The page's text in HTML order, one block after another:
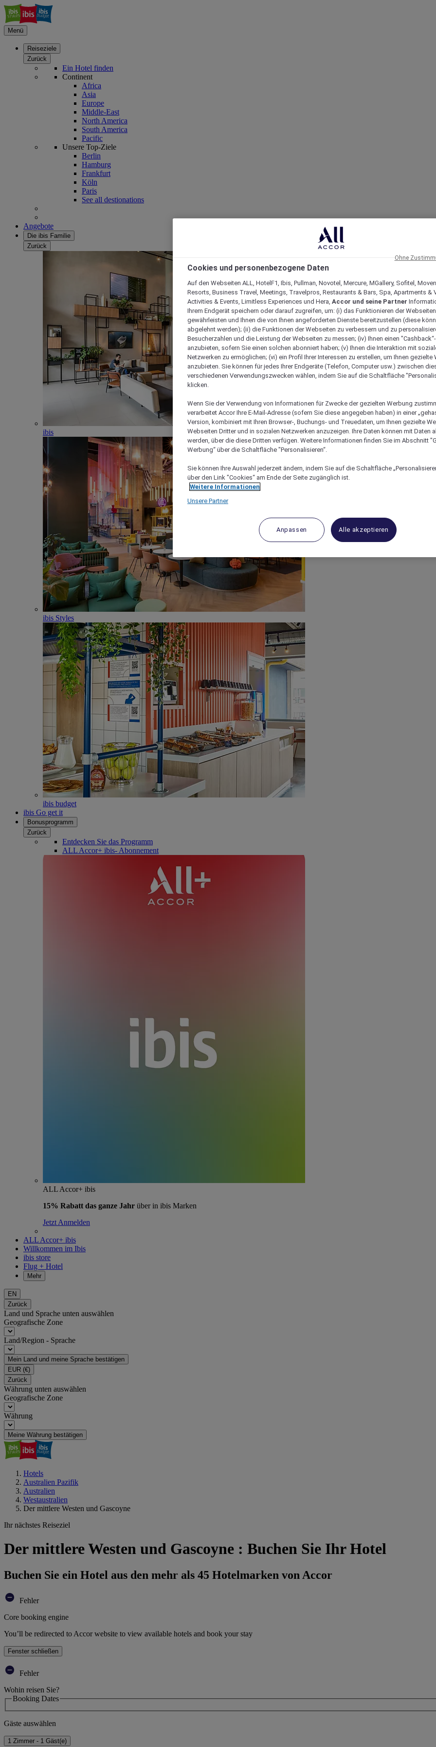
Menü
Reiseziele
Zurück
Ein Hotel finden
Continent
Africa
Asia
Europe
Middle-East
North America
South America
Pacific
Unsere Top-Ziele
Berlin
Hamburg
Frankfurt
Köln
Paris
See all destionations
Angebote
Die ibis Familie
Zurück
ibis
ibis Styles
ibis budget
ibis Go get it
Bonusprogramm
Zurück
Entdecken Sie das Programm
ALL Accor+ ibis- Abonnement
ALL Accor+ ibis
15% Rabatt das ganze Jahr über in ibis Marken
Jetzt Anmelden
ALL Accor+ ibis
Willkommen im Ibis
ibis store
Flug + Hotel
Mehr
EN
Zurück
Land und Sprache unten auswählen
Geografische Zone
Land/Region - Sprache
Mein Land und meine Sprache bestätigen
EUR (€)
Zurück
Währung unten auswählen
Geografische Zone
Währung
Meine Währung bestätigen
Hotels
Australien Pazifik
Australien
Westaustralien
Der mittlere Westen und Gascoyne
Ihr nächstes Reiseziel
Der mittlere Westen und Gascoyne : Buchen Sie Ihr Hotel
Buchen Sie ein Hotel aus den mehr als 45 Hotelmarken von Accor
Fehler
Core booking engine
You’ll be redirected to Accor website to view available hotels and book your stay
Fenster schließen
Fehler
Wohin reisen Sie?
Booking Dates
Gäste auswählen
1 Zimmer - 1 Gäst(e)
Cookies und personenbezogene Daten
Auf den Webseiten ALL, HotelF1, Ibis, Pullman, Novotel, Mercure, MGallery, Sofitel,
Resorts, Business Travel, Meetings, Travelpros, Restaurants & Bars, Spa, Apartments &
Activities & Events, Limitless Experiences und Hera, Accor und seine Partner
Ihrem Endgerät speichern oder darauf zugreifen, um: (i) das Funktionieren der
gewährleisten und Ihnen die von Ihnen angeforderten Dienste bereitzustellen (diese
abgelehnt werden); (ii) die Funktionen der Webseiten zu verbessern und zu
Besucherzahlen und die Leistung der Webseiten zu messen; (iv) Ihnen einen
anzubieten, sofern Sie einen solchen abonniert haben; (v) Ihnen die Interaktion mit
Netzwerken zu ermöglichen; (vi) ein Profil Ihrer Interessen zu erstellen, um Ihnen gezielte
anzubieten. Sie können für jedes Ihrer Endgeräte (Telefon, Computer usw.) zwischen
verschiedenen Verwendungszwecken wählen, indem Sie auf die Schaltfläche
klicken.
Wenn Sie der Verwendung von Informationen für Zwecke der gezielten Werbung
verarbeitet Accor Ihre E-Mail-Adresse (sofern Sie diese angegeben haben) in einer
Version, kombiniert mit Ihren Browser-, Buchungs- und Treuedaten, um Ihnen gezielte
Webseiten Dritter und in sozialen Netzwerken anzuzeigen. Ihre Daten können mit Daten
werden, über die diese Dritten verfügen. Weitere Informationen finden Sie im Abschnitt
Werbung“ über die Schaltfläche "Personalisieren“.
Sie können Ihre Auswahl jederzeit ändern, indem Sie auf die Schaltfläche
über den Link "Cookies“ am Ende der Seite zugänglich ist.
Weitere Informationen
Unsere Partner
Anpassen Alle akzeptieren
Ohne